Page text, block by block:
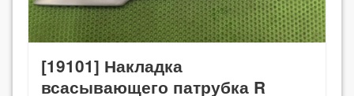
[19101] Накладка
всасывающего патрубка R